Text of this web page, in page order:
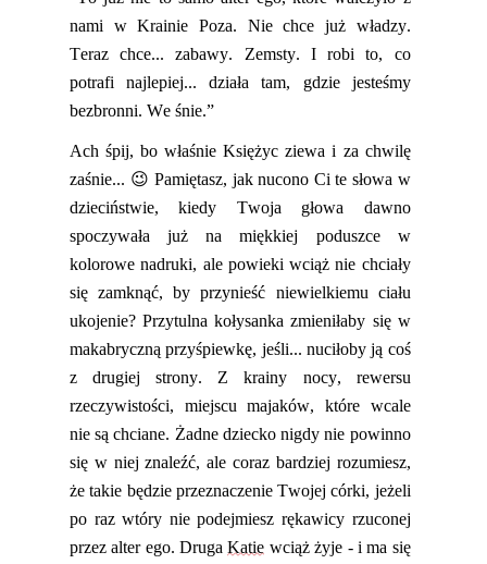
nami w Krainie Poza. Nie chce już władzy.
Teraz chce... zabawy. Zemsty. I robi to, co
potrafi najlepiej... działa tam, gdzie jesteśmy
bezbronni. We śnie.”
Ach śpij, bo właśnie Księżyc ziewa i za chwilę
zaśnie... 😉 Pamiętasz, jak nucono Ci te słowa w
dzieciństwie, kiedy Twoja głowa dawno
spoczywała już na miękkiej poduszce w
kolorowe nadruki, ale powieki wciąż nie chciały
się zamknąć, by przynieść niewielkiemu ciału
ukojenie? Przytulna kołysankazmieniłaby się w
makabryczną przyśpiewkę, jeśli... nuciłobyją coś
z drugiej strony. Z krainy nocy, rewersu
rzeczywistości, miejscu majaków, które wcale
nie są chciane. Żadne dziecko nigdy nie powinno
się w niej znaleźć, ale coraz bardziej rozumiesz,
że takie będzie przeznaczenie Twojej córki, jeżeli
po raz wtóry nie podejmiesz rękawicy rzuconej
przez alter ego. DrugaKatie wciąż żyje - i ma się